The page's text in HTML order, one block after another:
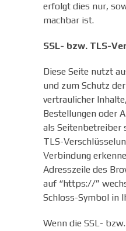
erfolgt dies nur,
machbar ist.
SSL- bzw. TLS-
Diese Seite nutzt
und zum Schutz
vertraulicher
Bestellungen oder
als Seitenbetreiber
TLS-
Verbindung
Adresszeile des
auf “https://”
Schloss-Symbol in
Wenn die SSL-